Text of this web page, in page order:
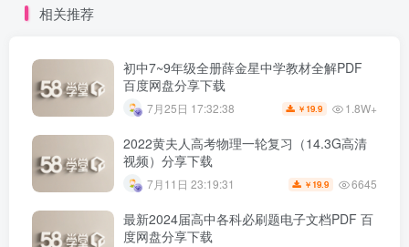
相关推荐
初中7~9年级全册薛金星中学教材全解PDF
百度网盘分享下载
7月25日 17:32:38 ￥ 19.9 1.8W+
2022黄夫人高考物理一轮复习（14.3G高清
视频）分享下载
7月11日 23:19:31 ￥ 19.9 6645
最新2024届高中各科必刷题电子文档PDF 百
度网盘分享下载